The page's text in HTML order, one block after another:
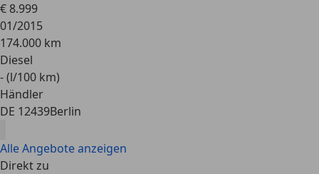
€ 8.999
01/2015
174.000 km
Diesel
- (l/100 km)
Händler
DE 12439Berlin
Alle Angebote anzeigen
Direkt zu